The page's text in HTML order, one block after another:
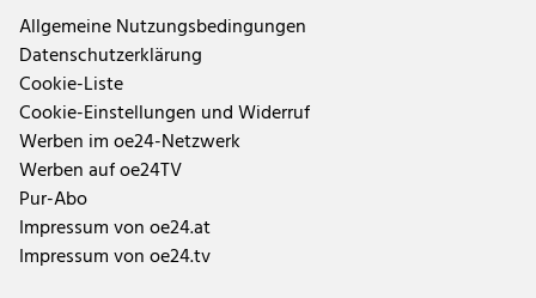
Allgemeine Nutzungsbedingungen
Datenschutzerklärung
Cookie-Liste
Cookie-Einstellungen und Widerruf
Werben im oe24-Netzwerk
Werben auf oe24TV
Pur-Abo
Impressum von oe24.at
Impressum von oe24.tv